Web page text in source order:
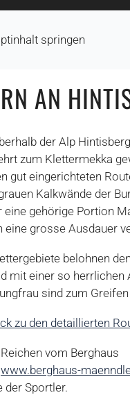
springen
AN
der Alp
zum Klettermekka
gut eingerichteten
Kalkwände der
eine gehörige Portion
eine grosse Ausdauer
belohnen
mit einer so herrlichen
sind zum Greifen
zu den detaillierten
vom Berghaus
www.berghaus-
der Sportler.